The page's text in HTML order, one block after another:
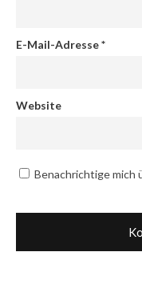
E-Mail-Adresse*
Website
Benachrichtige mich